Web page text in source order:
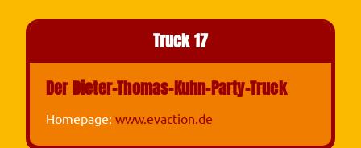
Truck 17
Der Dieter-Thomas-Kuhn-Party-Truck
Homepage: www.evaction.de